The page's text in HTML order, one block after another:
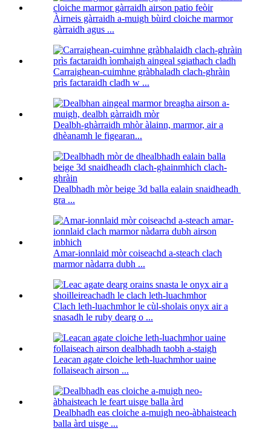
Àirneis gàrraidh a-muigh bùird cloiche marmor
gàrraidh agus ...
Carraighean-cuimhne gràbhaladh clach-ghràin
prìs factaraidh cladh w ...
Dealbh-ghàrraidh mhòr àlainn, marmor, air a
dhèanamh le figearan...
Dealbhadh mòr beige 3d balla ealain snaidheadh ​​​​
gra ...
Amar-ionnlaid mòr coiseachd a-steach clach
marmor nàdarra dubh ...
Clach leth-luachmhor le cùl-sholais onyx air a
snasadh le ruby ​​dearg o ...
Leacan agate cloiche leth-luachmhor uaine
follaiseach airson ...
Dealbhadh eas cloiche a-muigh neo-àbhaisteach
balla àrd uisge ...